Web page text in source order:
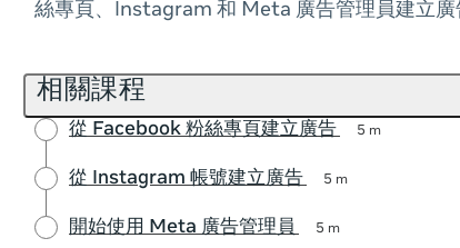
絲專頁、Instagram 和 Meta 廣告管理員建立廣
相關課程
從 Facebook 粉絲專頁建立廣告 5 m
從 Instagram 帳號建立廣告 5 m
開始使用 Meta 廣告管理員 5 m